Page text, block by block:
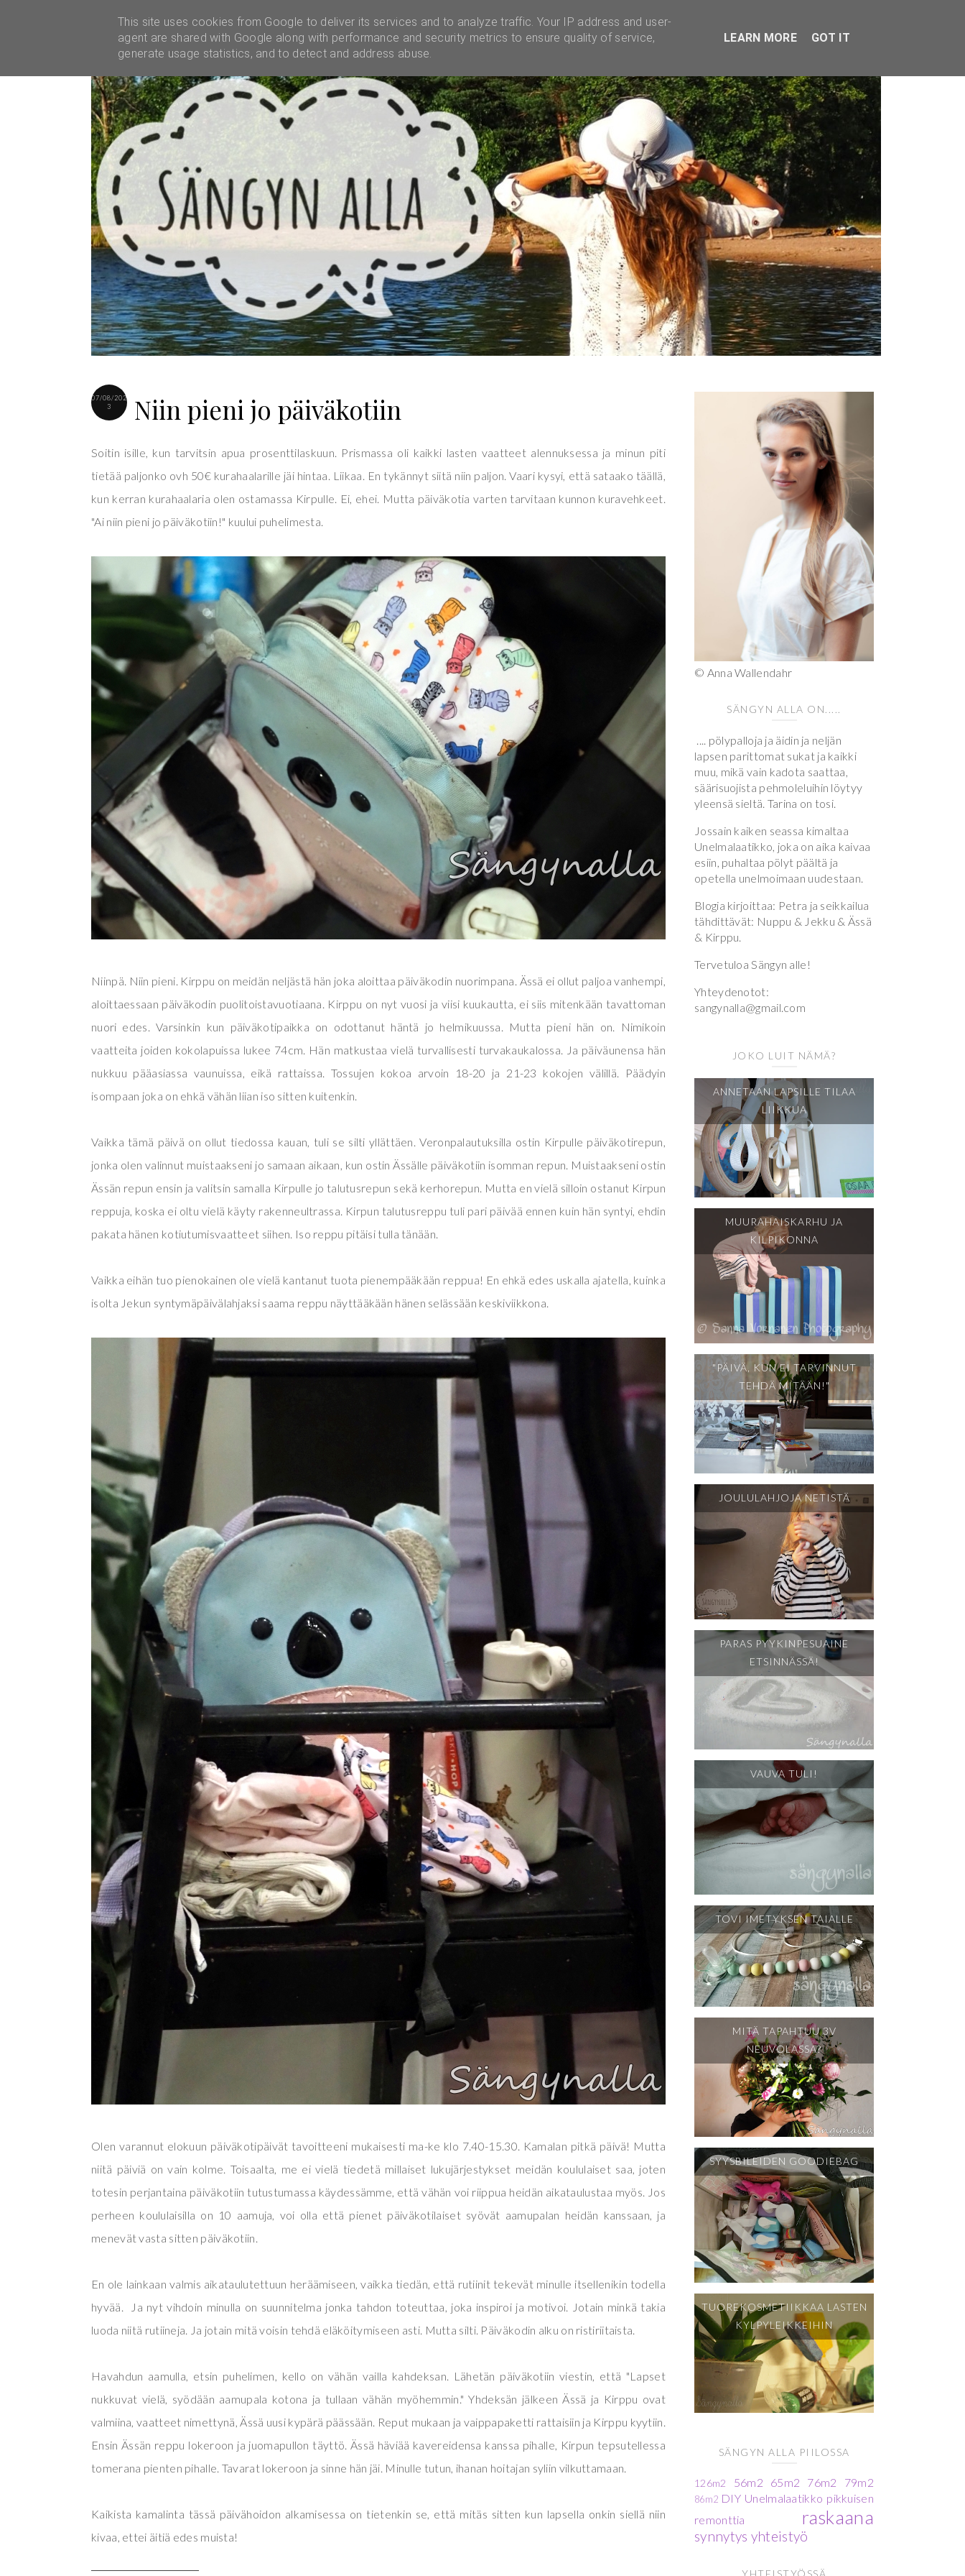
YHTEISTYÖT UNELMALAATIKKO
07/08/202
3
Niin pieni jo päiväkotiin
Soitin isille, kun tarvitsin apua prosenttilaskuun. Prismassa oli kaikki lasten vaatteet alennuksessa ja minun piti
tietää paljonko ovh 50€ kurahaalarille jäi hintaa. Liikaa. En tykännyt siitä niin paljon. Vaari kysyi, että sataako täällä,
kun kerran kurahaalaria olen ostamassa Kirpulle. Ei, ehei. Mutta päiväkotia varten tarvitaan kunnon kuravehkeet.
"Ai niin pieni jo päiväkotiin!" kuului puhelimesta.
Niinpä. Niin pieni. Kirppu on meidän neljästä hän joka aloittaa päiväkodin nuorimpana. Ässä ei ollut paljoa vanhempi,
aloittaessaan päiväkodin puolitoistavuotiaana. Kirppu on nyt vuosi ja viisi kuukautta, ei siis mitenkään tavattoman
nuori edes. Varsinkin kun päiväkotipaikka on odottanut häntä jo helmikuussa. Mutta pieni hän on. Nimikoin
vaatteita joiden kokolapuissa lukee 74cm. Hän matkustaa vielä turvallisesti turvakaukalossa. Ja päiväunensa hän
nukkuu pääasiassa vaunuissa, eikä rattaissa. Tossujen kokoa arvoin 18-20 ja 21-23 kokojen välillä. Päädyin
isompaan joka on ehkä vähän liian iso sitten kuitenkin.
Vaikka tämä päivä on ollut tiedossa kauan, tuli se silti yllättäen. Veronpalautuksilla ostin Kirpulle päiväkotirepun,
jonka olen valinnut muistaakseni jo samaan aikaan, kun ostin Ässälle päiväkotiin isomman repun. Muistaakseni ostin
Ässän repun ensin ja valitsin samalla Kirpulle jo talutusrepun sekä kerhorepun. Mutta en vielä silloin ostanut Kirpun
reppuja, koska ei oltu vielä käyty rakenneultrassa. Kirpun talutusreppu tuli pari päivää ennen kuin hän syntyi, ehdin
pakata hänen kotiutumisvaatteet siihen. Iso reppu pitäisi tulla tänään.
Vaikka eihän tuo pienokainen ole vielä kantanut tuota pienempääkään reppua! En ehkä edes uskalla ajatella, kuinka
isolta Jekun syntymäpäivälahjaksi saama reppu näyttääkään hänen selässään keskiviikkona.
Olen varannut elokuun päiväkotipäivät tavoitteeni mukaisesti ma-ke klo 7.40-15.30. Kamalan pitkä päivä! Mutta
niitä päiviä on vain kolme. Toisaalta, me ei vielä tiedetä millaiset lukujärjestykset meidän koululaiset saa, joten
totesin perjantaina päiväkotiin tutustumassa käydessämme, että vähän voi riippua heidän aikataulustaa myös. Jos
perheen koululaisilla on 10 aamuja, voi olla että pienet päiväkotilaiset syövät aamupalan heidän kanssaan, ja
menevät vasta sitten päiväkotiin.
En ole lainkaan valmis aikataulutettuun heräämiseen, vaikka tiedän, että rutiinit tekevät minulle itsellenikin todella
hyvää. Ja nyt vihdoin minulla on suunnitelma jonka tahdon toteuttaa, joka inspiroi ja motivoi. Jotain minkä takia
luoda niitä rutiineja. Ja jotain mitä voisin tehdä eläköitymiseen asti. Mutta silti. Päiväkodin alku on ristiriitaista.
Havahdun aamulla, etsin puhelimen, kello on vähän vailla kahdeksan. Lähetän päiväkotiin viestin, että "Lapset
nukkuvat vielä, syödään aamupala kotona ja tullaan vähän myöhemmin." Yhdeksän jälkeen Ässä ja Kirppu ovat
valmiina, vaatteet nimettynä, Ässä uusi kypärä päässään. Reput mukaan ja vaippapaketti rattaisiin ja Kirppu kyytiin.
Ensin Ässän reppu lokeroon ja juomapullon täyttö. Ässä häviää kavereidensa kanssa pihalle, Kirpun tepsutellessa
tomerana pienten pihalle. Tavarat lokeroon ja sinne hän jäi. Minulle tutun, ihanan hoitajan syliin vilkuttamaan.
Kaikista kamalinta tässä päivähoidon alkamisessa on tietenkin se, että mitäs sitten kun lapsella onkin siellä niin
kivaa, ettei äitiä edes muista!
© Anna Wallendahr
SÄNGYN ALLA ON.....
.... pölypalloja ja äidin ja neljän
lapsen parittomat sukat ja kaikki
muu, mikä vain kadota saattaa,
säärisuojista pehmoleluihin löytyy
yleensä sieltä. Tarina on tosi.
Jossain kaiken seassa kimaltaa
Unelmalaatikko, joka on aika kaivaa
esiin, puhaltaa pölyt päältä ja
opetella unelmoimaan uudestaan.
Blogia kirjoittaa: Petra ja seikkailua
tähdittävät: Nuppu & Jekku & Ässä
& Kirppu.
Tervetuloa Sängyn alle!
Yhteydenotot:
sangynalla@gmail.com
JOKO LUIT NÄMÄ?
ANNETAAN LAPSILLE TILAA
LIIKKUA
MUURAHAISKARHU JA
KILPIKONNA
"PÄIVÄ, KUN EI TARVINNUT
TEHDÄ MITÄÄN!"
JOULULAHJOJA NETISTÄ
PARAS PYYKINPESUAINE
ETSINNÄSSÄ!
VAUVA TULI!
TOVI IMETYKSEN TAIALLE
MITÄ TAPAHTUU 3V
NEUVOLASSA?
SYYSBILEIDEN GOODIEBAG
TUOREKOSMETIIKKAA LASTEN
KYLPYLEIKKEIHIN
SÄNGYN ALLA PIILOSSA
126m2 56m2 65m2 76m2 79m2
86m2 DIY Unelmalaatikko pikkuisen
remonttia
raskaana
synnytys yhteistyö
This site uses cookies from Google to deliver its services and to analyze traffic. Your IP address and user-
agent are shared with Google along with performance and security metrics to ensure quality of service,
generate usage statistics, and to detect and address abuse.
LEARN MORE GOT IT